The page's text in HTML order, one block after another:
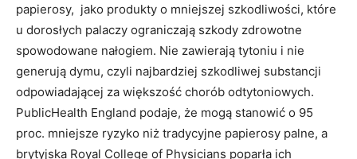
papierosy, jako produkty o mniejszej szkodliwości, które
u dorosłych palaczy ograniczają szkody zdrowotne
spowodowane nałogiem. Nie zawierają tytoniu i nie
generują dymu, czyli najbardziej szkodliwej substancji
odpowiadającej za większość chorób odtytoniowych.
PublicHealth England podaje, że mogą stanowić o 95
proc. mniejsze ryzyko niż tradycyjne papierosy palne, a
brytyjska Royal College of Physicians poparła ich